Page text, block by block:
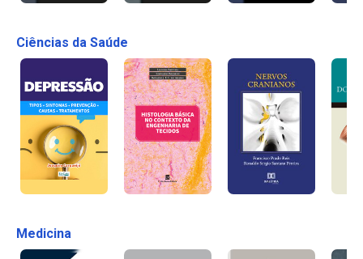
Ciências da Saúde
Medicina